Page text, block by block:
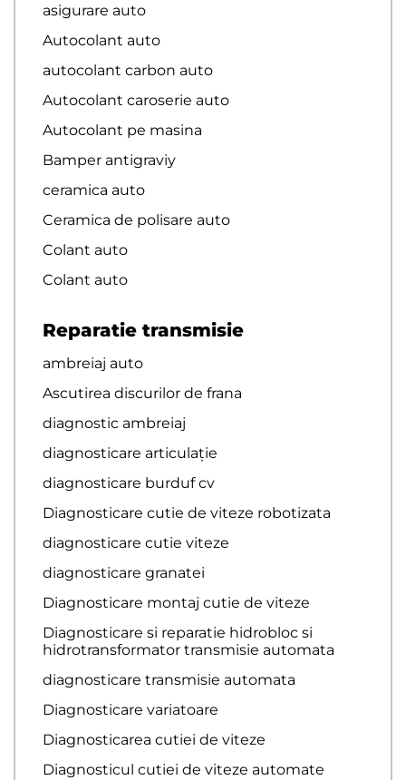
asigurare auto
Autocolant auto
autocolant carbon auto
Autocolant caroserie auto
Autocolant pe masina
Bamper antigraviy
ceramica auto
Ceramica de polisare auto
Colant auto
Colant auto
Reparatie transmisie
ambreiaj auto
Ascutirea discurilor de frana
diagnostic ambreiaj
diagnosticare articulație
diagnosticare burduf cv
Diagnosticare cutie de viteze robotizata
diagnosticare cutie viteze
diagnosticare granatei
Diagnosticare montaj cutie de viteze
Diagnosticare si reparatie hidrobloc si
hidrotransformator transmisie automata
diagnosticare transmisie automata
Diagnosticare variatoare
Diagnosticarea cutiei de viteze
Diagnosticul cutiei de viteze automate